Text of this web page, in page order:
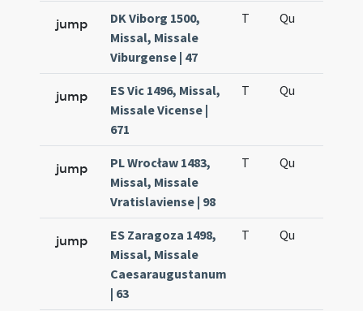
jump
DK Viborg 1500,
Missal, Missale
Viburgense | 47
T Qu
jump
ES Vic 1496, Missal,
Missale Vicense |
671
T Qu
jump
PL Wrocław 1483,
Missal, Missale
Vratislaviense | 98
T Qu
jump
ES Zaragoza 1498,
Missal, Missale
Caesaraugustanum
| 63
T Qu